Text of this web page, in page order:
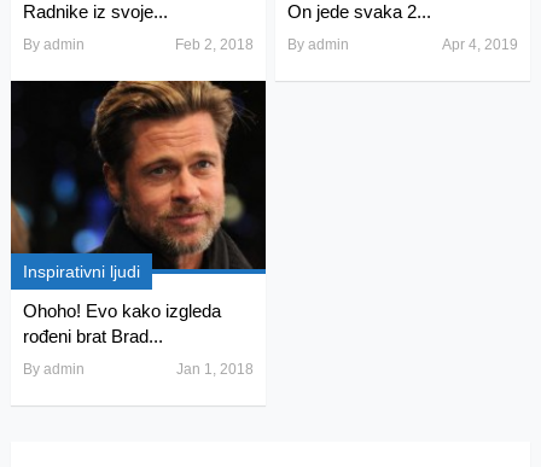
Radnike iz svoje...
By admin Feb 2, 2018
On jede svaka 2...
Byadmin Apr 4, 2019
Inspirativni ljudi
Ohoho! Evo kako izgleda
rođeni brat Brad...
By admin Jan 1, 2018